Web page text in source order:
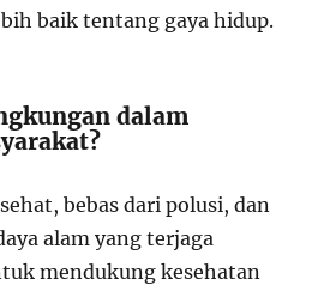
baik tentang gaya hidup.
dalam
bebas dari polusi, dan
alam yang terjaga
mendukung kesehatan